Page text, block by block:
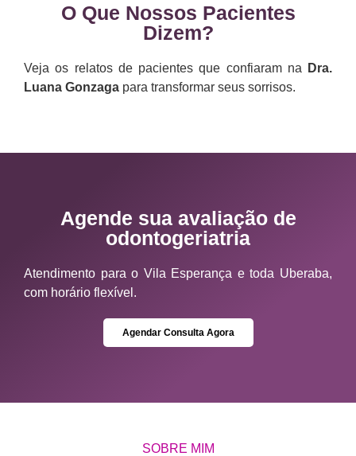
O Que Nossos Pacientes
Dizem?
Veja os relatos de pacientes que confiaram na
Dra.
Luana Gonzaga para transformar seus sorrisos.
Agende sua avaliação de
odontogeriatria
Atendimento para o Vila Esperança e toda Uberaba,
com horário flexível.
Agendar Consulta Agora
SOBRE MIM